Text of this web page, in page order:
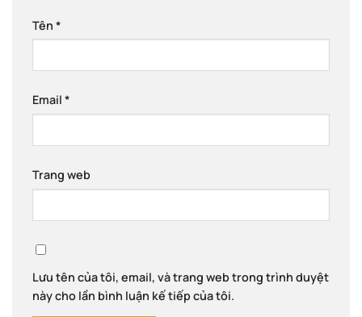
Tên *
Email *
Trang web
Lưu tên của tôi, email, và trang web trong trình duyệt
này cho lần bình luận kế tiếp của tôi.